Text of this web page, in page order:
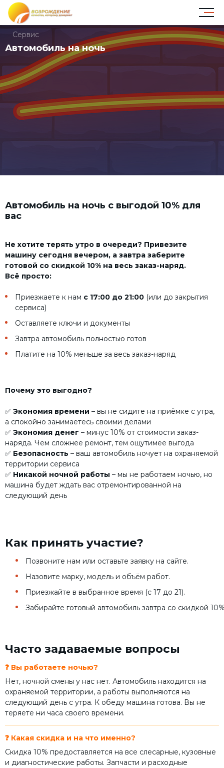
Сервис
Автомобиль на ночь
Автомобиль на ночь с выгодой 10% для
вас
Не хотите терять утро в очереди? Привезите
машину сегодня вечером, а завтра заберите
готовой со скидкой 10% на весь заказ-наряд.
Всё просто:
Приезжаете к нам с 17:00 до 21:00 (или до закрытия
сервиса)
Оставляете ключи и документы
Завтра автомобиль полностью готов
Платите на 10% меньше за весь заказ-наряд
Почему это выгодно?
✅ Экономия времени – вы не сидите на приёмке с утра,
а спокойно занимаетесь своими делами
✅ Экономия денег – минус 10% от стоимости заказ-
наряда. Чем сложнее ремонт, тем ощутимее выгода
✅ Безопасность – ваш автомобиль ночует на охраняемой
территории сервиса
✅ Никакой ночной работы – мы не работаем ночью, но
машина будет ждать вас отремонтированной на
следующий день
Как принять участие?
Позвоните нам или оставьте заявку на сайте.
Назовите марку, модель и объём работ.
Приезжайте в выбранное время (с 17 до 21).
Забирайте готовый автомобиль завтра со скидкой
Часто задаваемые вопросы
❓ Вы работаете ночью?
Нет, ночной смены у нас нет. Автомобиль находится на
охраняемой территории, а работы выполняются на
следующий день с утра. К обеду машина готова. Вы не
теряете ни часа своего времени.
❓ Какая скидка и на что именно?
Скидка 10% предоставляется на все слесарные, кузовные
и диагностические работы. Запчасти и расходные